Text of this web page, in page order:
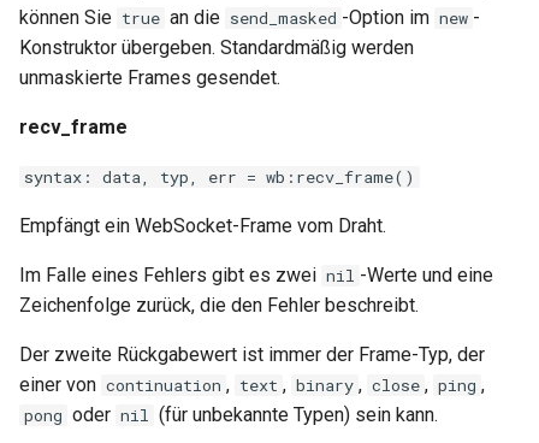
trim
ts
tuning
unbrotli
unzstd
upload-progress
upload
können Sie true an die send_masked -Option im new -
Konstruktor übergeben. Standardmäßig werden
unmaskierte Frames gesendet.
recv_frame
syntax: data, typ, err = wb:recv_frame()
Empfängt ein WebSocket-Frame vom Draht.
Im Falle eines Fehlers gibt es zwei nil -Werte und eine
Zeichenfolge zurück, die den Fehler beschreibt.
Der zweite Rückgabewert ist immer der Frame-Typ, der
einer von continuation , text , binary , close , ping ,
pong oder nil (für unbekannte Typen) sein kann.